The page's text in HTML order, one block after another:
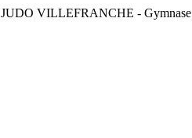
JUDO VILLEFRANCHE - Gymnase